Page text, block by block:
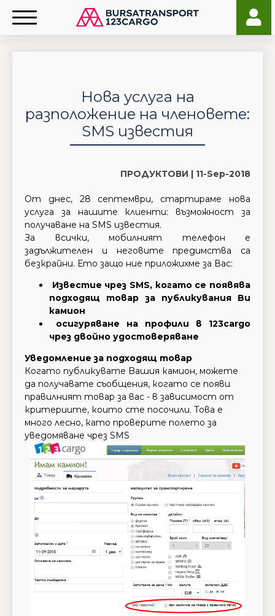
Нова услуга на
разположение на членовете:
SMS известия
ПРОДУКТОВИ | 11-Sep-2018
От днес, 28 септември, стартираме нова
услуга за нашите клиенти: възможност за
получаване на SMS известия.
За всички, мобилният телефон е
задължителен и неговите предимства са
безкрайни. Ето защо ние приложихме за Вас:
Известие чрез SMS, когато се появява
подходящ товар за публикувания Bи
камион
осигуряване на профили в 123cargo
чрез двойно удостоверяване
Уведомление за подходящ товар
Когато публикувате Bашия камион, можете
да получавате съобщения, когато се появи
правилният товар за вас - в зависимост от
критериите, които сте посочили. Това е
много лесно, като проверите полето за
уведомяване чрез SMS